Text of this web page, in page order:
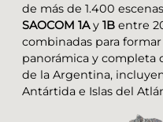
de más de 1.400
SAOCOM 1Ay 1B entre
combinadas para
panorámica y completa
de la Argentina,
Antártida e Islas del